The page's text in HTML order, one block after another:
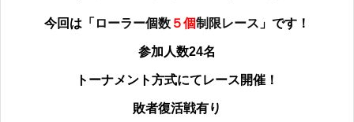
今回は 「 ローラー個数 ５個制限レース 」です！
参加人数24名
トーナメント方式にてレース開催！
敗者復活戦有り